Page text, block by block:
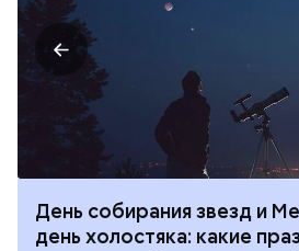
День собирания звезд и
день холостяка: какие